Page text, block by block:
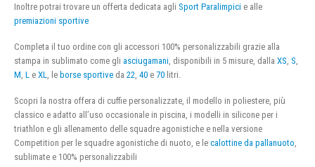
Inoltre potrai trovare un offerta dedicata agli Sport Paralimpici e alle
premiazioni sportive
Completa il tuo ordine con gli accessori 100% personalizzabili grazie alla
stampa in sublimato come gli asciugamani , disponibili in 5 misure, dalla XS S
M L e XL , le borse sportive da 22 40 e 70 litri.
Scopri la nostra offera di cuffie personalizzate, il modello in poliestere, più
classico e adatto all’uso occasionale in piscina, i modelli in silicone per i
triathlon e gli allenamento delle squadre agonistiche e nella versione
Competition per le squadre agonistiche di nuoto, e le calottine da pallanuoto,
sublimate e 100% personalizzabili